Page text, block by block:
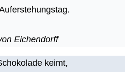
Eichendorff
keimt,